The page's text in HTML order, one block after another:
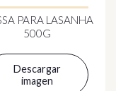
PARA LASANHA
500G
Descargar
imagen